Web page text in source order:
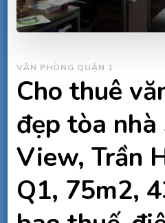
VĂN PHÒNG QUẬN 1
Cho thuê
đẹp tòa
View, Trần
Q1, 75m2,